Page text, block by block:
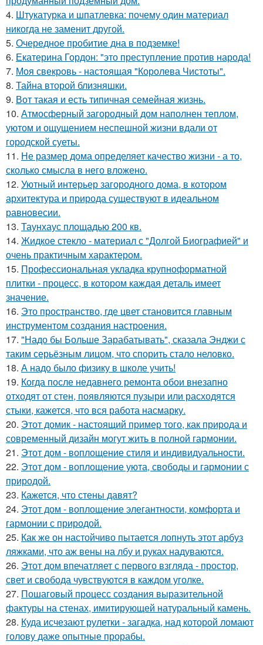
4. Штукатурка и шпатлевка: почему один материал
никогда не заменит другой.
5. Очередное пробитие дна в подземке!
6. Екатерина Гордон: "это преступление против народа!
7. Моя свекровь - настоящая "Королева Чистоты".
8. Тайна второй близняшки.
9. Вот такая и есть типичная семейная жизнь.
10. Атмосферный загородный дом наполнен теплом,
уютом и ощущением неспешной жизни вдали от
городской суеты.
11. Не размер дома определяет качество жизни - а то,
сколько смысла в него вложено.
12. Уютный интерьер загородного дома, в котором
архитектура и природа существуют в идеальном
равновесии.
13. Таунхаус площадью 200 кв.
14. Жидкое стекло - материал с "Долгой Биографией" и
очень практичным характером.
15. Профессиональная укладка крупноформатной
плитки - процесс, в котором каждая деталь имеет
значение.
16. Это пространство, где цвет становится главным
инструментом создания настроения.
17. "Надо бы Больше Зарабатывать", сказала Энджи с
таким серьёзным лицом, что спорить стало неловко.
18. А надо было физику в школе учить!
19. Когда после недавнего ремонта обои внезапно
отходят от стен, появляются пузыри или расходятся
стыки, кажется, что вся работа насмарку.
20. Этот домик - настоящий пример того, как природа и
современный дизайн могут жить в полной гармонии.
21. Этот дом - воплощение стиля и индивидуальности.
22. Этот дом - воплощение уюта, свободы и гармонии с
природой.
23. Кажется, что стены давят?
24. Этот дом - воплощение элегантности, комфорта и
гармонии с природой.
25. Как же он настойчиво пытается лопнуть этот арбуз
ляжками, что аж вены на лбу и руках надуваются.
26. Этот дом впечатляет с первого взгляда - простор,
свет и свобода чувствуются в каждом уголке.
27. Пошаговый процесс создания выразительной
фактуры на стенах, имитирующей натуральный камень.
28. Куда исчезают рулетки - загадка, над которой ломают
голову даже опытные прорабы.